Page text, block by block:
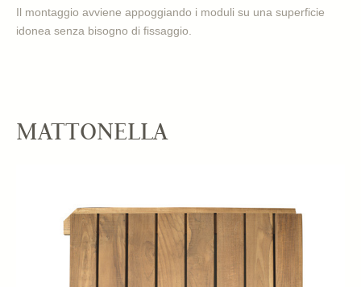
Il montaggio avviene appoggiando i moduli su una superficie
idonea senza bisogno di fissaggio.
MATTONELLA